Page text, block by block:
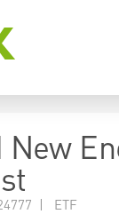
New
| ETF